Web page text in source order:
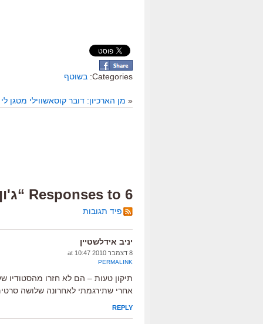
Categories: בשוטף
« מן הארכיון: דובר קוסאשווילי מטגן
6 Responses to “ג'ון לנון: לפני 30 שנה”
פיד תגובות
יניב אידלשטיין
8 דצמבר 2010 at 10:47
PERMALINK
תיקון טעות – הם לא חזרו מהסטודיו
אחרי שתירגמתי לאחרונה שלושה
REPLY